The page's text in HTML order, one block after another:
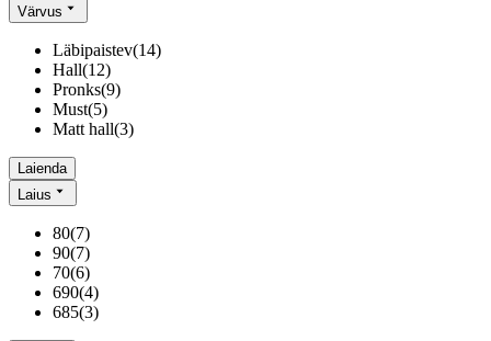
Värvus
Läbipaistev(14)
Hall(12)
Pronks(9)
Must(5)
Matt hall(3)
Laienda
Laius
80(7)
90(7)
70(6)
690(4)
685(3)